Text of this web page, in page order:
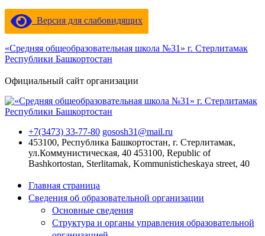
Версия для слабовидящих
«Средняя общеобразовательная школа №31» г. Стерлитамак
Республики Башкортостан
Официальный сайт организации
+7(3473) 33-77-80 gososh31@mail.ru
453100, Республика Башкортостан, г. Стерлитамак,
ул.Коммунистическая, 40 453100, Republic of
Bashkortostan, Sterlitamak, Kommunisticheskaya street, 40
Главная страница
Сведения об образовательной организации
Основные сведения
Структура и органы управления образовательной